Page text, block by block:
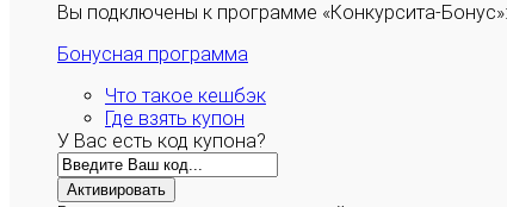
Вы подключены к программе «Конкурсита-Бонус»:
Бонусная программа
Что такое кешбэк
Где взять купон
У Вас есть код купона?
Активировать